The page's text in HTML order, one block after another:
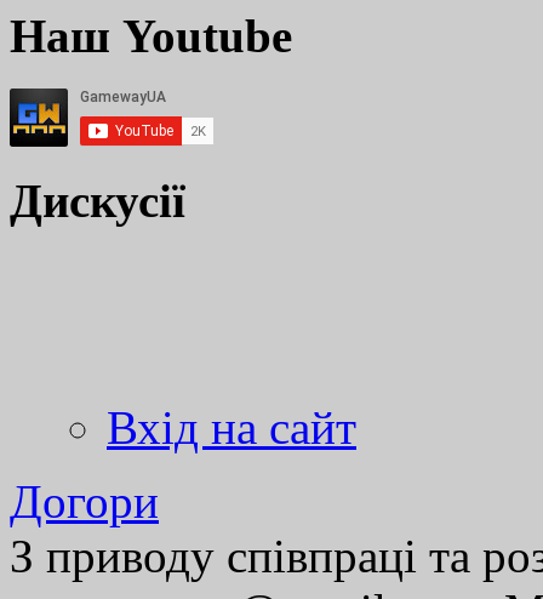
Наш Youtube
Дискусії
Вхід на сайт
Догори
З приводу співпраці та